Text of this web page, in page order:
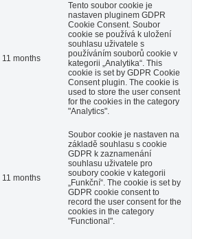
11 months
Tento soubor cookie je
nastaven pluginem GDPR
Cookie Consent. Soubor
cookie se používá k uložení
souhlasu uživatele s
používáním souborů cookie v
kategorii „Analytika“. This
cookie is set by GDPR Cookie
Consent plugin. The cookie is
used to store the user consent
for the cookies in the category
"Analytics".
11 months
Soubor cookie je nastaven na
základě souhlasu s cookie
GDPR k zaznamenání
souhlasu uživatele pro
soubory cookie v kategorii
„Funkční“. The cookie is set by
GDPR cookie consent to
record the user consent for the
cookies in the category
"Functional".